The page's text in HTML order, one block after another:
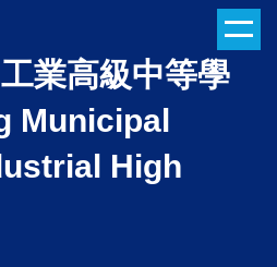
業高級中等學
Municipal
High